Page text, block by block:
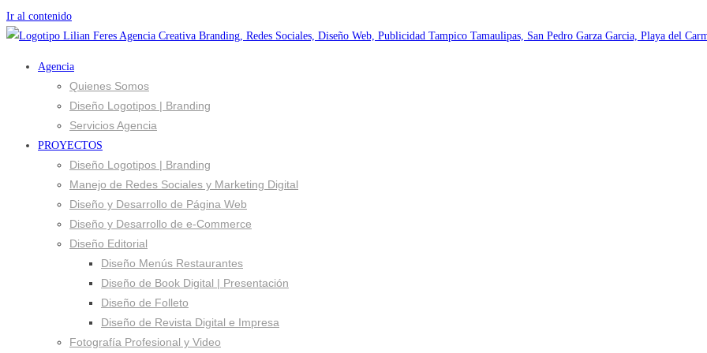
Ir al contenido
Agencia
Quienes Somos
Diseño Logotipos | Branding
Servicios Agencia
PROYECTOS
Diseño Logotipos | Branding
Manejo de Redes Sociales y Marketing Digital
Diseño y Desarrollo de Página Web
Diseño y Desarrollo de e-Commerce
Diseño Editorial
Diseño Menús Restaurantes
Diseño de Book Digital | Presentación
Diseño de Folleto
Diseño de Revista Digital e Impresa
Fotografía Profesional y Video